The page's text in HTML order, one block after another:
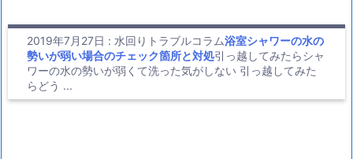
2019年7月27日 : 水回りトラブルコラム浴室シャワーの水の
勢いが弱い場合のチェック箇所と対処引っ越してみたらシャ
ワーの水の勢いが弱くて洗った気がしない 引っ越してみた
らどう ...